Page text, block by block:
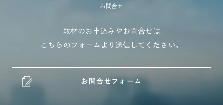
お問合せ
取材のお申込みやお問合せは
こちらのフォームより送信してください。
お問合せフォーム